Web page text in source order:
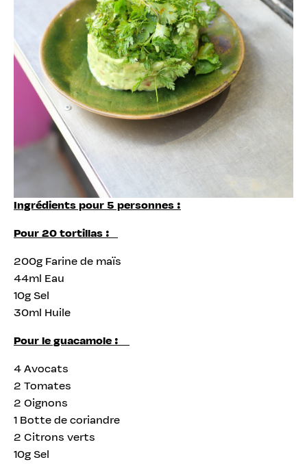
Ingrédients pour 5 personnes :
Pour 20 tortillas :
200g Farine de maïs
44ml Eau
10g Sel
30ml Huile
Pour le guacamole :
4 Avocats
2 Tomates
2 Oignons
1 Botte de coriandre
2 Citrons verts
10g Sel